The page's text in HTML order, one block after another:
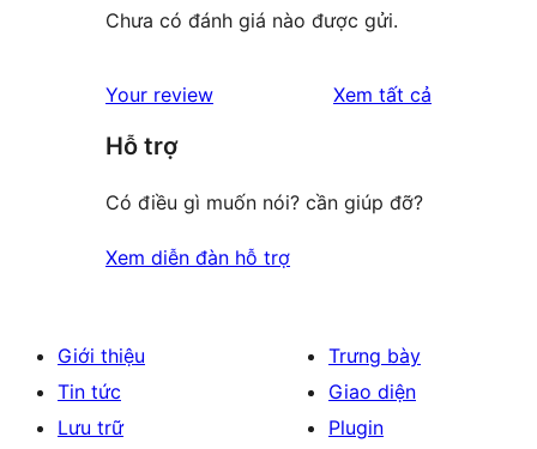
Chưa có đánh giá nào được gửi.
Your review Xem tất cả
Hỗ trợ
Có điều gì muốn nói? cần giúp đỡ?
Xem diễn đàn hỗ trợ
Giới thiệu
Tin tức
Lưu trữ
Trưng bày
Giao diện
Plugin